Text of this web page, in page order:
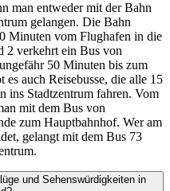
man entweder mit der Bahn
gelangen. Die Bahn
Minuten vom Flughafen in die
2 verkehrt ein Bus von
50 Minuten bis zum
auch Reisebusse, die alle 15
ins Stadtzentrum fahren. Vom
mit dem Bus von
zum Hauptbahnhof. Wer am
gelangt mit dem Bus 73
und Sehenswürdigkeiten in